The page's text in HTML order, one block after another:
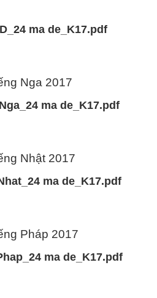
ma de_K17.pdf
Nga 2017
ma de_K17.pdf
Nhật 2017
ma de_K17.pdf
Pháp 2017
ma de_K17.pdf